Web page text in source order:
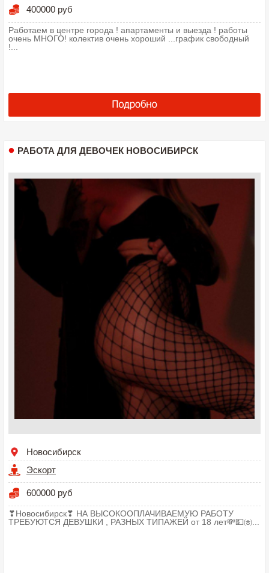
400000 руб
Работаем в центре города ! апартаменты и выезда ! работы
очень МНОГО! колектив очень хороший ...график свободный
!...
РАБОТА ДЛЯ ДЕВОЧЕК НОВОСИБИРСК
Новосибирск
Эскорт
600000 руб
❣Новосибирск❣ НА ВЫСОКООПЛАЧИВАЕМУЮ РАБОТУ
ТРЕБУЮТСЯ ДЕВУШКИ , РАЗНЫХ ТИПАЖЕЙ от 18 лет💸💵㈍...